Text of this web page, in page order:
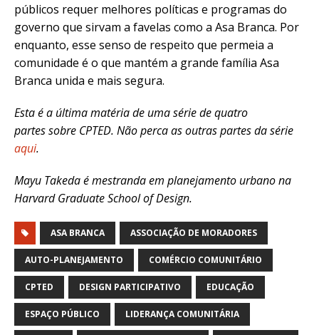
públicos requer melhores políticas e programas do
governo que sirvam a favelas como a Asa Branca. Por
enquanto, esse senso de respeito que permeia a
comunidade é o que mantém a grande família Asa
Branca unida e mais segura.
Esta é a última matéria de umasérie de quatro
partessobre CPTED. Não perca as outras partes da série
aqui.
Mayu Takeda é mestranda em planejamento urbano na
Harvard Graduate School of Design.
ASA BRANCA ASSOCIAÇÃO DE MORADORES
AUTO-PLANEJAMENTO COMÉRCIO COMUNITÁRIO
CPTED DESIGN PARTICIPATIVO EDUCAÇÃO
ESPAÇO PÚBLICO LIDERANÇA COMUNITÁRIA